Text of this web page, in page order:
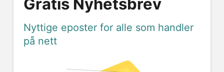
Gratis Nyhetsbrev
Nyttige eposter for alle som handler
på nett